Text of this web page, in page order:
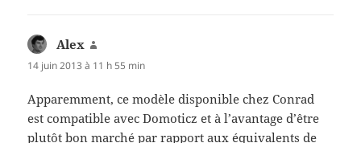
Alex
14 juin 2013 à 11 h 55 min
Apparemment, ce modèle disponible chez Conrad
est compatible avec Domoticz et à l’avantage d’être
plutôt bon marché par rapport aux équivalents de